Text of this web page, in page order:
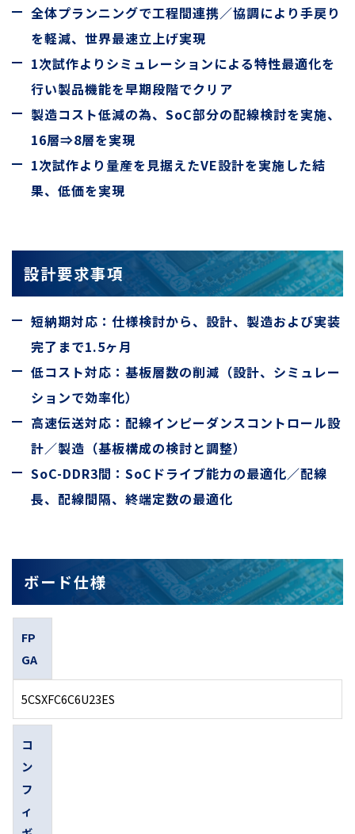
全体プランニングで工程間連携／協調により手戻り
を軽減、世界最速立上げ実現
1次試作よりシミュレーションによる特性最適化を
行い製品機能を早期段階でクリア
製造コスト低減の為、SoC部分の配線検討を実施、
16層⇒8層を実現
1次試作より量産を見据えたVE設計を実施した結
果、低価を実現
設計要求事項
短納期対応：仕様検討から、設計、製造および実装
完了まで1.5ヶ月
低コスト対応：基板層数の削減（設計、シミュレー
ションで効率化）
高速伝送対応：配線インピーダンスコントロール設
計／製造（基板構成の検討と調整）
SoC-DDR3間：SoCドライブ能力の最適化／配線
長、配線間隔、終端定数の最適化
ボード仕様
FP
GA
5CSXFC6C6U23ES
コ
ン
フ
ィ